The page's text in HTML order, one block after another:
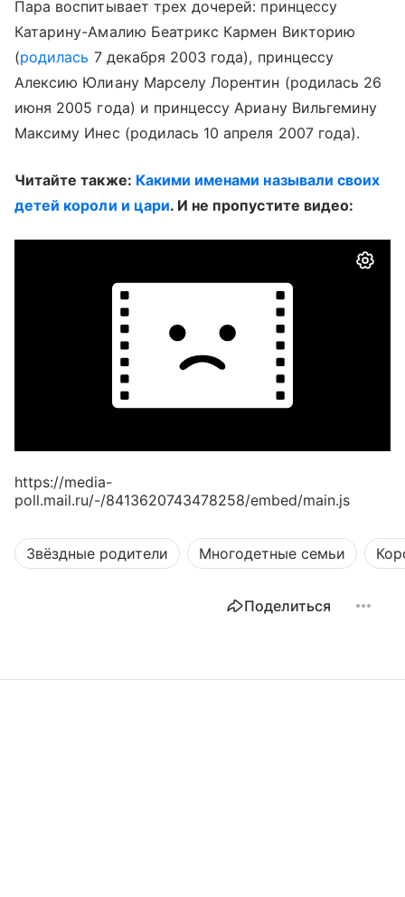
Пара воспитывает трех дочерей: принцессу
Катарину-Амалию Беатрикс Кармен Викторию
(родилась 7 декабря 2003 года), принцессу
Алексию Юлиану Марселу Лорентин (родилась 26
июня 2005 года) и принцессу Ариану Вильгемину
Максиму Инес (родилась 10 апреля 2007 года).
Читайте также: Какими именами называли своих
детей короли и цари. И не пропустите видео:
https://media-
poll.mail.ru/-/8413620743478258/embed/main.js
Звёздные родители Многодетные семьи
Поделиться